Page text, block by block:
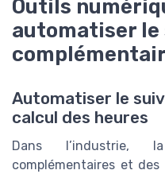
Outils
automatiser le
Automatiser le
calcul des heures
Dans l’industrie,
complémentaires et